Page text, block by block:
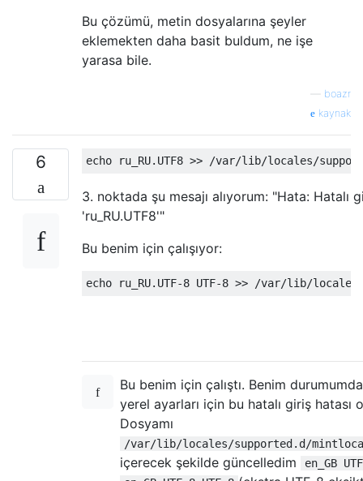
Bu çözümü, metin dosyalarına şeyler
eklemekten daha basit buldum, ne işe
yarasa bile.
boazr
kaynak
6
3. noktada şu mesajı alıyorum: "Hata: Hatalı
'ru_RU.UTF8'"
Bu benim için çalışıyor:
Bu benim için çalıştı. Benim
yerel ayarları için bu hatalı giriş hatası
Dosyamı
/var/lib/locales/supported.d/
içerecek şekilde güncelledim
en_GB